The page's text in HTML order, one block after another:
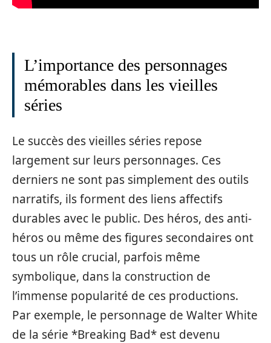
L’importance des personnages
mémorables dans les vieilles
séries
Le succès des vieilles séries repose
largement sur leurs personnages. Ces
derniers ne sont pas simplement des outils
narratifs, ils forment des liens affectifs
durables avec le public. Des héros, des anti-
héros ou même des figures secondaires ont
tous un rôle crucial, parfois même
symbolique, dans la construction de
l’immense popularité de ces productions.
Par exemple, le personnage de Walter White
de la série *Breaking Bad* est devenu